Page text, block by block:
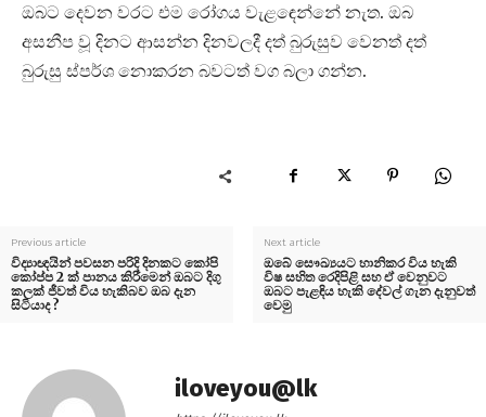
ඔබට දෙවන වරට එම රෝගය වැළඳෙන්නේ නැත. ඔබ
අසනීප වූ දිනට ආසන්න දිනවලදී දත් බුරුසුව වෙනත් දත්
බුරුසු ස්පර්ශ නොකරන බවටත් වග බලා ගන්න.
Previous article
විද්‍යාඥයින් පවසන පරිදි දිනකට කෝපි
කෝප්ප 2 ක් පානය කිරීමෙන් ඔබට දිගු
කලක් ජීවත් විය හැකිබව ඔබ දැන
සිටියාද ?
Next article
ඔබේ සෞඛ්‍යයට හානිකර විය හැකි
විෂ සහිත රෙදිපිළි සහ ඒ වෙනුවට
ඔබට පැළඳිය හැකි දේවල් ගැන දැනුවත්
වෙමු
iloveyou@lk